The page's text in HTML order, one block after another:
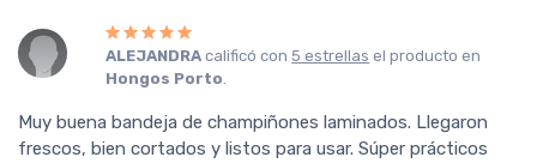
ALEJANDRA calificó con5 estrellas el producto en
Hongos Porto.
Muy buena bandeja de champiñones laminados. Llegaron
frescos, bien cortados y listos para usar. Súper prácticos